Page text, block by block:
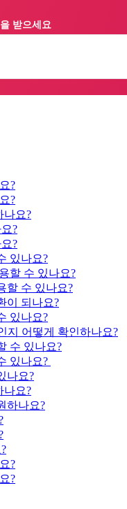
?
?
나요?
?
?
있나요?
할 수 있나요?
할 수 있나요?
이 되나요?
있나요?
지 어떻게 확인하나요?
수 있나요?
있나요?
나요?
나요?
하나요?
?
?